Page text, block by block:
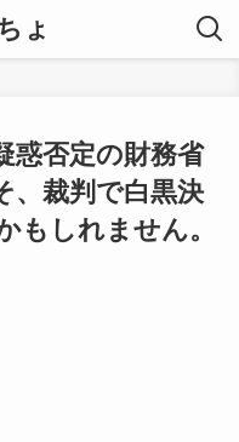
ょ
惑否定の財務省
、裁判で白黒決
もしれません。